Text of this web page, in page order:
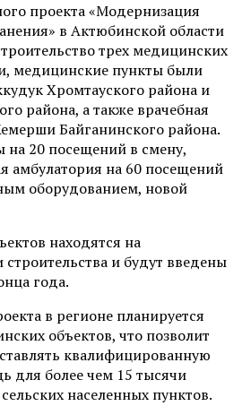
проекта «Модернизация
в Актюбинской области
трех медицинских
медицинские пункты были
Хромтауского района и
района, а также врачебная
Байганинского района.
20 посещений в смену,
амбулатория на 60 посещений
оборудованием, новой
находятся на
и будут введены
года.
в регионе планируется
объектов, что позволит
квалифицированную
для более чем 15 тысячи
населенных пунктов.